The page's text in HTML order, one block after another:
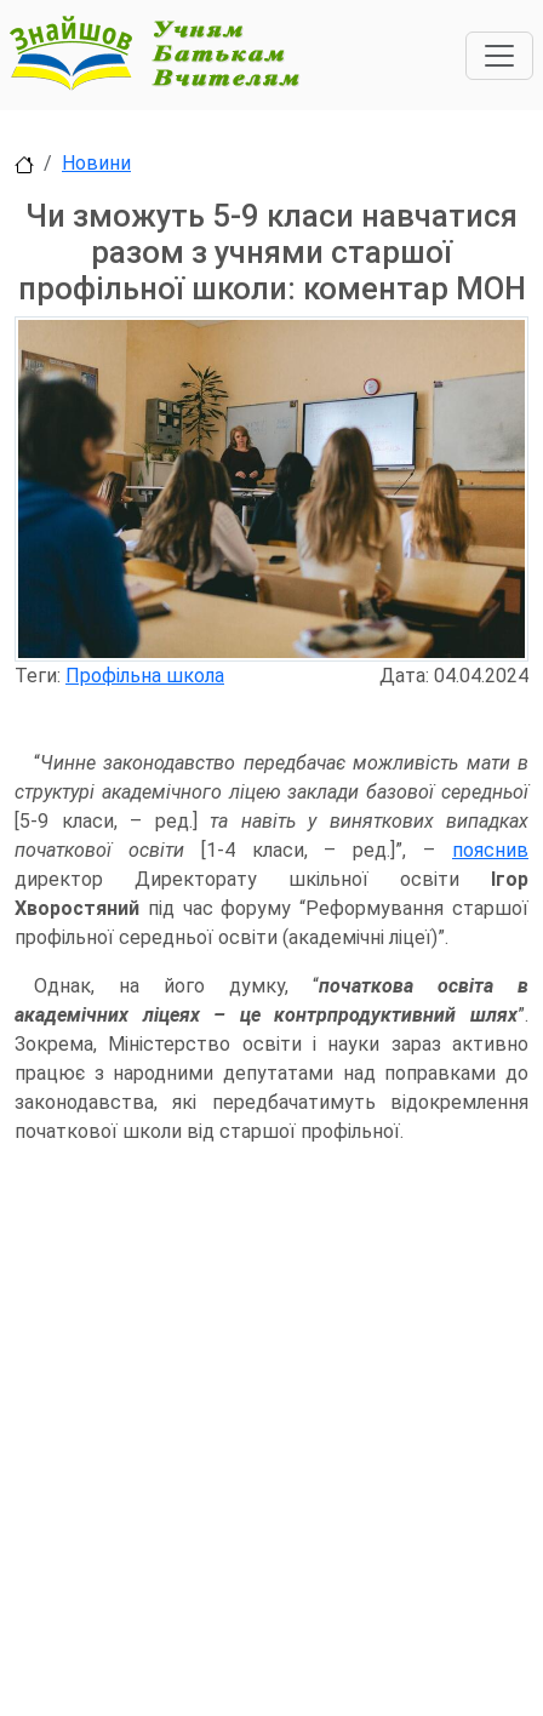
Новини
Чи зможуть 5-9 класи навчатися
разом з учнями старшої
профільної школи: коментар МОН
Теги: Профільна школа Дата: 04.04.2024
“Чинне законодавство передбачає можливість мати в
структурі академічного ліцею заклади базової середньої
[5-9 класи, – ред.]
та навіть у виняткових випадках
початкової освіти[1-4 класи, – ред.]”, – пояснив
директор Директорату шкільної освіти Ігор
Хворостяний під час форуму “Реформування старшої
профільної середньої освіти (академічні ліцеї)”.
Однак, на його думку, “початкова освіта в
академічних ліцеях – це контрпродуктивний шлях”.
Зокрема, Міністерство освіти і науки зараз активно
працює з народними депутатами над поправками до
законодавства, які передбачатимуть відокремлення
початкової школи від старшої профільної.